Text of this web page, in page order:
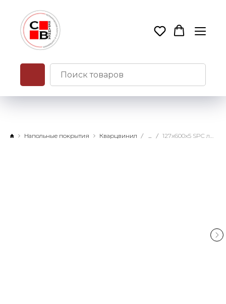
Напольные покрытия Кварцвинил